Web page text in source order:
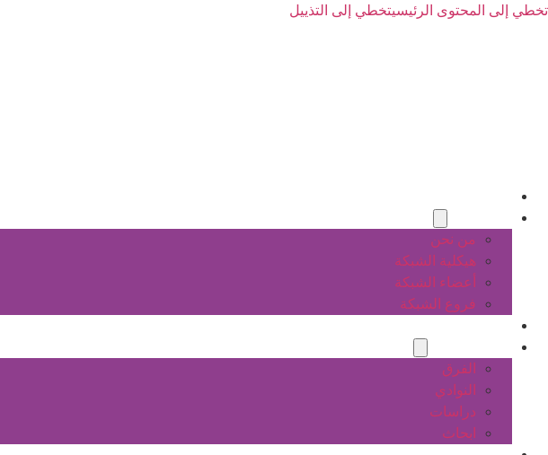
تخطي إلى المحتوى الرئيسيتخطي إلى التذييل
من نحن
هيكلية الشبكة
أعضاء الشبكة
فروع الشبكة
الفرق
النوادي
دراسات
ابحاث